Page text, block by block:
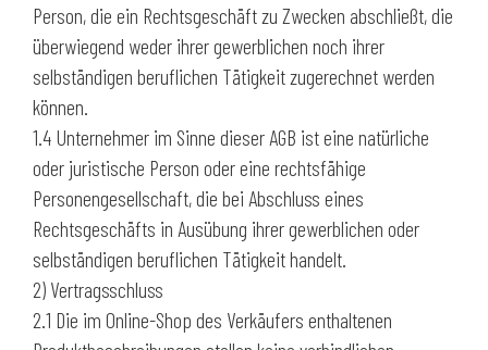
Person, die ein Rechtsgeschäft zu Zwecken abschließt, die
überwiegend weder ihrer gewerblichen noch ihrer
selbständigen beruflichen Tätigkeit zugerechnet werden
können.
1.4 Unternehmer im Sinne dieser AGB ist eine natürliche
oder juristische Person oder eine rechtsfähige
Personengesellschaft, die bei Abschluss eines
Rechtsgeschäfts in Ausübung ihrer gewerblichen oder
selbständigen beruflichen Tätigkeit handelt.
2) Vertragsschluss
2.1 Die im Online-Shop des Verkäufers enthaltenen